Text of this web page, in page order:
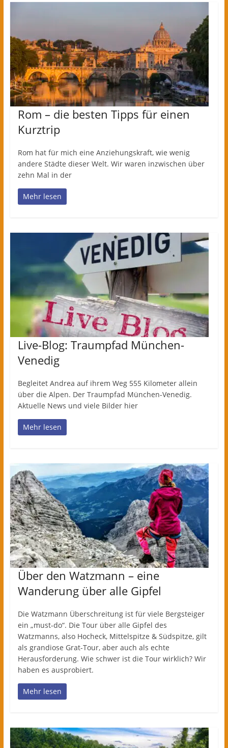
Rom – die besten Tipps für einen
Kurztrip
Rom hat für mich eine Anziehungskraft, wie wenig
andere Städte dieser Welt. Wir waren inzwischen über
zehn Mal in der
Mehr lesen
Live-Blog: Traumpfad München-
Venedig
Begleitet Andrea auf ihrem Weg 555 Kilometer allein
über die Alpen. Der Traumpfad München-Venedig.
Aktuelle News und viele Bilder hier
Mehr lesen
Über den Watzmann – eine
Wanderung über alle Gipfel
Die Watzmann Überschreitung ist für viele Bergsteiger
ein „must-do“. Die Tour über alle Gipfel des
Watzmanns, also Hocheck, Mittelspitze & Südspitze, gilt
als grandiose Grat-Tour, aber auch als echte
Herausforderung. Wie schwer ist die Tour wirklich? Wir
haben es ausprobiert.
Mehr lesen